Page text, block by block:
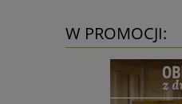
W PROMOCJI: